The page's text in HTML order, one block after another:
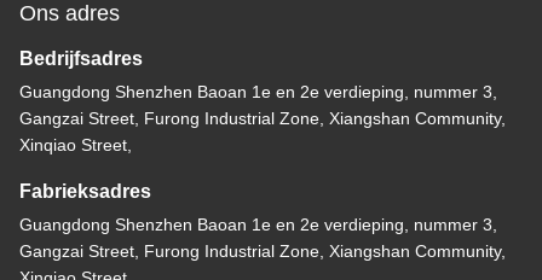
Ons adres
Bedrijfsadres
Guangdong Shenzhen Baoan 1e en 2e verdieping, nummer 3,
Gangzai Street, Furong Industrial Zone, Xiangshan Community,
Xinqiao Street,
Fabrieksadres
Guangdong Shenzhen Baoan 1e en 2e verdieping, nummer 3,
Gangzai Street, Furong Industrial Zone, Xiangshan Community,